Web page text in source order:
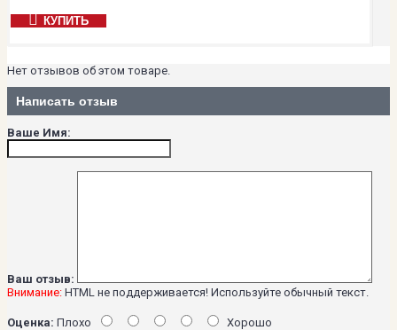
КУПИТЬ
Нет отзывов об этом товаре.
Написать отзыв
Ваше Имя:
Ваш отзыв:
Внимание: HTML не поддерживается! Используйте обычный текст.
Оценка: Плохо
Хорошо